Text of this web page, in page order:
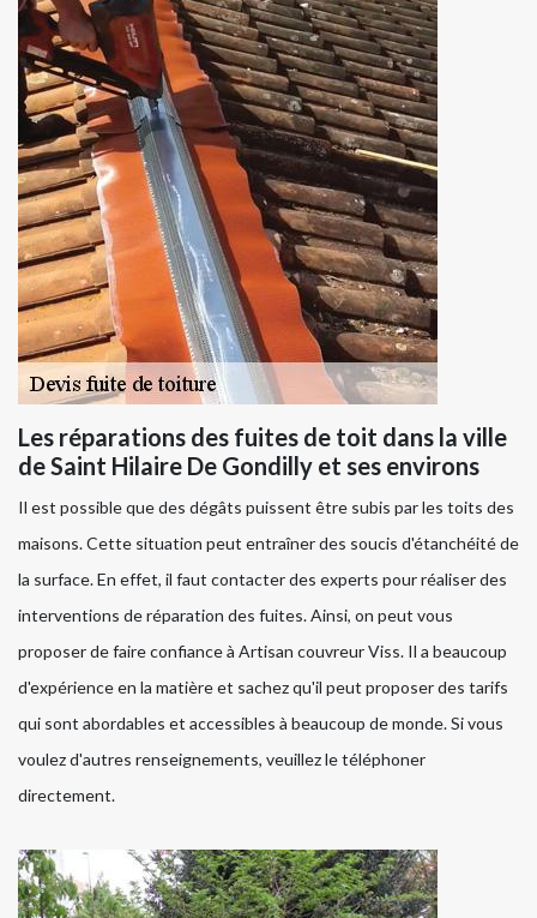
Les réparations des fuites de toit dans la ville
de Saint Hilaire De Gondilly et ses environs
Il est possible que des dégâts puissent être subis par les toits des
maisons. Cette situation peut entraîner des soucis d'étanchéité de
la surface. En effet, il faut contacter des experts pour réaliser des
interventions de réparation des fuites. Ainsi, on peut vous
proposer de faire confiance à Artisan couvreur Viss. Il a beaucoup
d'expérience en la matière et sachez qu'il peut proposer des tarifs
qui sont abordables et accessibles à beaucoup de monde. Si vous
voulez d'autres renseignements, veuillez le téléphoner
directement.